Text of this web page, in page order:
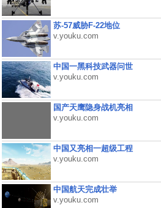
苏-57威胁F-22地位
v.youku.com
中国一黑科技武器问世
v.youku.com
国产天鹰隐身战机亮相
v.youku.com
中国又亮相一超级工程
v.youku.com
中国航天完成壮举
v.youku.com